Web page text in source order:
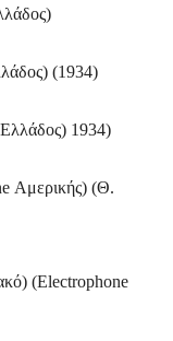
(1934)
1934)
Αμερικής) (Θ.
(Electrophone